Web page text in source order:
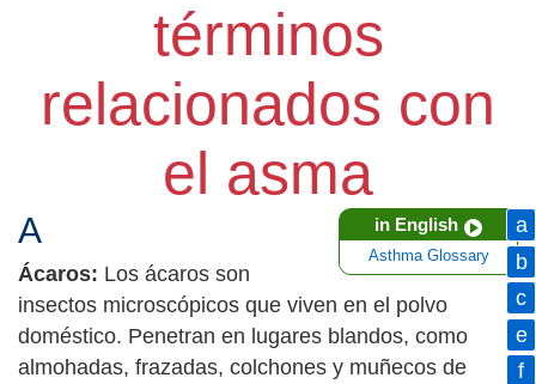
términos
relacionados con
el asma
in English
Asthma Glossary
a
b
c
e
f
A
Ácaros: Los ácaros son
insectos microscópicos que viven en el polvo
doméstico. Penetran en lugares blandos, como
almohadas, frazadas, colchones y muñecos de